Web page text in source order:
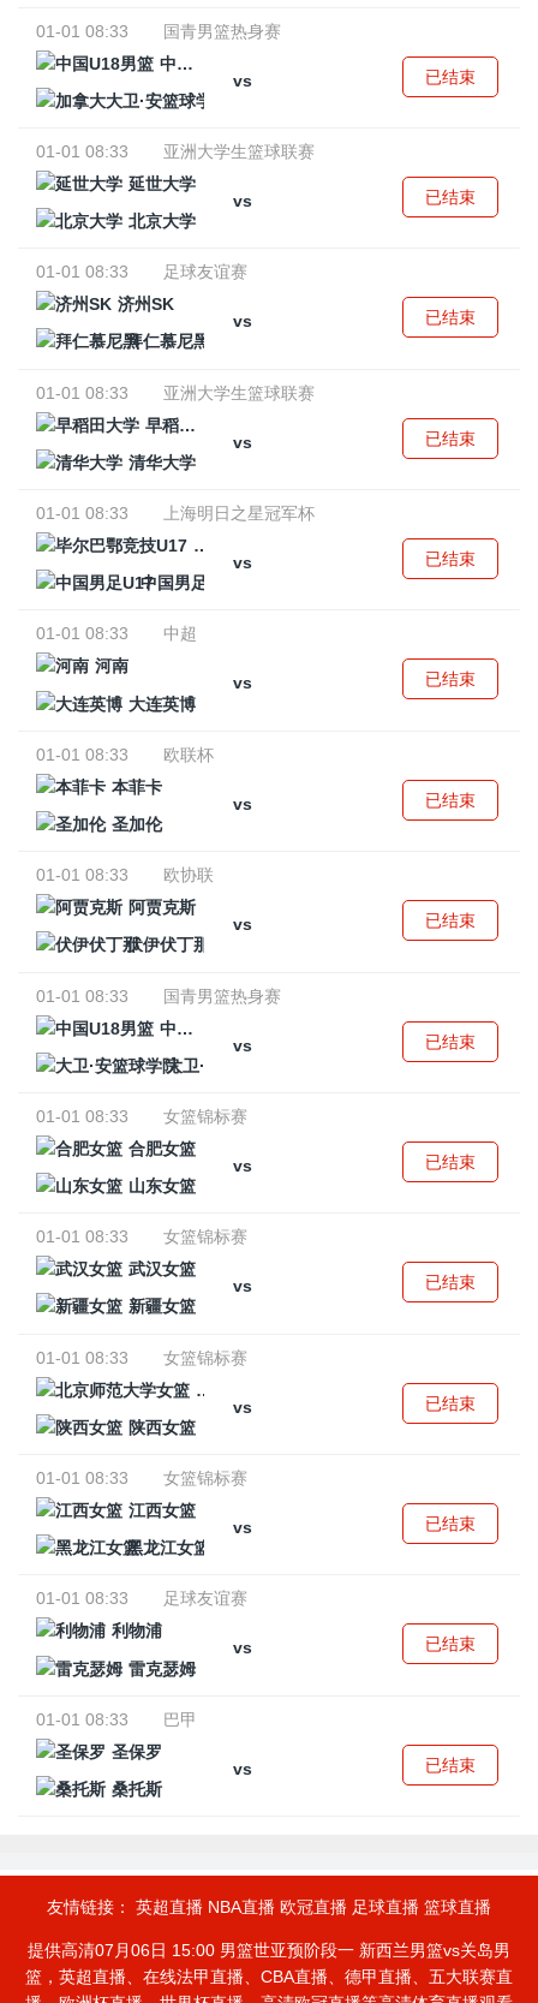
01-01 08:33
国青男篮热身赛
中国U18男篮
vs
已结束
01-01 08:33
亚洲大学生篮球联赛
延世大学
vs
北京大学
已结束
01-01 08:33
足球友谊赛
济州SK
vs
拜仁慕尼黑
已结束
01-01 08:33
亚洲大学生篮球联赛
早稻田大学
vs
清华大学
已结束
01-01 08:33
上海明日之星冠军杯
毕尔巴鄂竞技U17
vs
中国男足U17
已结束
01-01 08:33
中超
河南
vs
大连英博
已结束
01-01 08:33
欧联杯
本菲卡
vs
圣加伦
已结束
01-01 08:33
欧协联
阿贾克斯
vs
伏伊伏丁那
已结束
01-01 08:33
国青男篮热身赛
中国U18男篮
vs
大卫·安篮球学院
已结束
01-01 08:33
女篮锦标赛
合肥女篮
vs
山东女篮
已结束
01-01 08:33
女篮锦标赛
武汉女篮
vs
新疆女篮
已结束
01-01 08:33
女篮锦标赛
北京师范大学女篮
vs
陕西女篮
已结束
01-01 08:33
女篮锦标赛
江西女篮
vs
黑龙江女篮
已结束
01-01 08:33
足球友谊赛
利物浦
vs
雷克瑟姆
已结束
01-01 08:33
巴甲
圣保罗
vs
桑托斯
已结束
友情链接： 英超直播 NBA直播 欧冠直播 足球直播 篮球直播
提供高清07月06日 15:00 男篮世亚预阶段一 新西兰男篮vs关岛男
篮，英超直播、在线法甲直播、CBA直播、德甲直播、五大联赛直